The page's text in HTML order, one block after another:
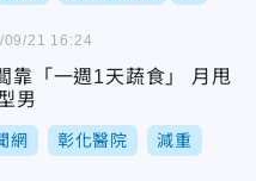
靠「一週1天蔬食」 月甩
男
網 彰化醫院 減重
09/21 16:24